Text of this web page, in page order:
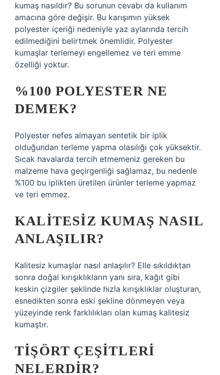
kumaş nasıldır? Bu sorunun cevabı da kullanım
amacına göre değişir. Bu karışımın yüksek
polyester içeriği nedeniyle yaz aylarında tercih
edilmediğini belirtmek önemlidir. Polyester
kumaşlar terlemeyi engellemez ve teri emme
özelliği yoktur.
%100 POLYESTER NE
DEMEK?
Polyester nefes almayan sentetik bir iplik
olduğundan terleme yapma olasılığı çok yüksektir.
Sıcak havalarda tercih etmemeniz gereken bu
malzeme hava geçirgenliği sağlamaz, bu nedenle
%100 bu iplikten üretilen ürünler terleme yapmaz
ve teri emmez.
KALITESIZ KUMAŞ NASIL
ANLAŞILIR?
Kalitesiz kumaşlar nasıl anlaşılır? Elle sıkıldıktan
sonra doğal kırışıklıkların yanı sıra, kağıt gibi
keskin çizgiler şeklinde hızla kırışıklıklar oluşturan,
esnedikten sonra eski şekline dönmeyen veya
yüzeyinde renk farklılıkları olan kumaş kalitesiz
kumaştır.
TIŞÖRT ÇEŞITLERI
NELERDIR?